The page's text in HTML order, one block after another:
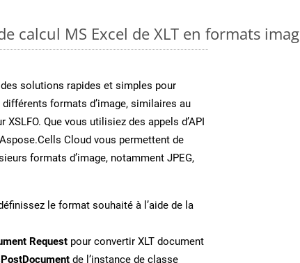
calcul MS Excel de XLT en formats
solutions rapides et simples pour
formats d’image, similaires au
Que vous utilisiez des appels d’API
Cloud vous permettent de
formats d’image, notamment JPEG,
le format souhaité à l’aide de la
Request pour convertir XLT document
de l’instance de classe